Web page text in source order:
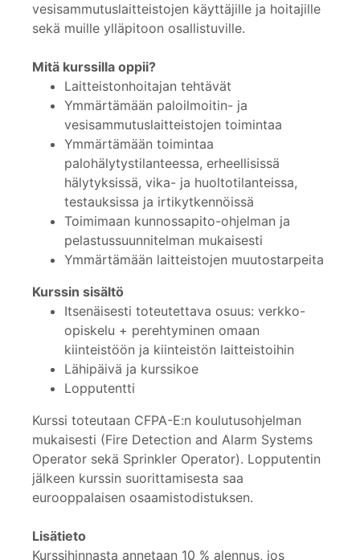
vesisammutuslaitteistojen käyttäjille ja hoitajille
sekä muille ylläpitoon osallistuville.
Mitä kurssilla oppii?
Laitteistonhoitajan tehtävät
Ymmärtämään paloilmoitin- ja
vesisammutuslaitteistojen toimintaa
Ymmärtämään toimintaa
palohälytystilanteessa, erheellisissä
hälytyksissä, vika- ja huoltotilanteissa,
testauksissa ja irtikytkennöissä
Toimimaan kunnossapito-ohjelman ja
pelastussuunnitelman mukaisesti
Ymmärtämään laitteistojen muutostarpeita
Kurssin sisältö
Itsenäisesti toteutettava osuus: verkko-
opiskelu + perehtyminen omaan
kiinteistöön ja kiinteistön laitteistoihin
Lähipäivä ja kurssikoe
Lopputentti
Kurssi toteutaan CFPA-E:n koulutusohjelman
mukaisesti (Fire Detection and Alarm Systems
Operator sekä Sprinkler Operator). Lopputentin
jälkeen kurssin suorittamisesta saa
eurooppalaisen osaamistodistuksen.
Lisätieto
Kurssihinnasta annetaan 10 % alennus, jos